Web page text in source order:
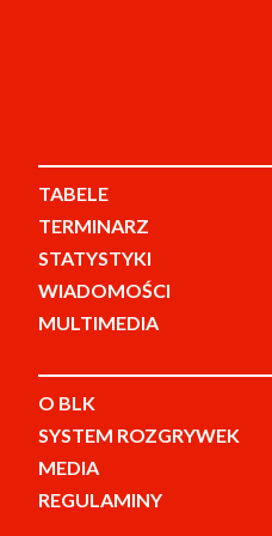
TABELE
TERMINARZ
STATYSTYKI
WIADOMOŚCI
MULTIMEDIA
O BLK
SYSTEM ROZGRYWEK
MEDIA
REGULAMINY